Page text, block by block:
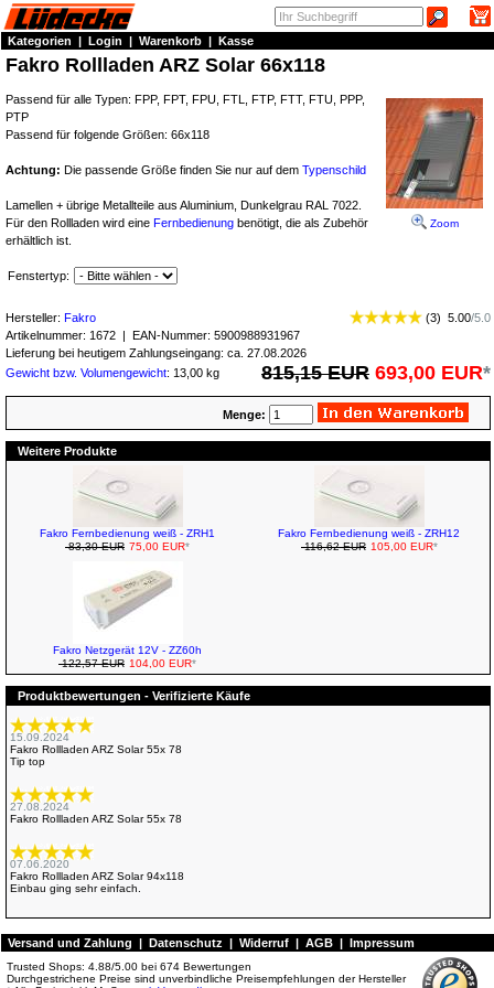
Kategorien | Login | Warenkorb | Kasse
Fakro Rollladen ARZ Solar 66x118
Zoom
Passend für alle Typen: FPP, FPT, FPU, FTL, FTP, FTT, FTU, PPP,
PTP
Passend für folgende Größen: 66x118
Achtung: Die passende Größe finden Sie nur auf dem Typenschild
Lamellen + übrige Metallteile aus Aluminium, Dunkelgrau RAL 7022.
Für den Rollladen wird eine Fernbedienung benötigt, die als Zubehör
erhältlich ist.
Fenstertyp:
Hersteller: Fakro (3) 5.00/5.0
Artikelnummer: 1672 | EAN-Nummer: 5900988931967
Lieferung bei heutigem Zahlungseingang: ca. 27.08.2026
Gewicht bzw. Volumengewicht: 13,00 kg 815,15 EUR 693,00 EUR*
Menge:
Weitere Produkte
Fakro Fernbedienung weiß - ZRH1
83,30 EUR 75,00 EUR*
Fakro Fernbedienung weiß - ZRH12
116,62 EUR 105,00 EUR*
Fakro Netzgerät 12V - ZZ60h
122,57 EUR 104,00 EUR*
Produktbewertungen - Verifizierte Käufe
15.09.2024
Fakro Rollladen ARZ Solar 55x 78
Tip top
27.08.2024
Fakro Rollladen ARZ Solar 55x 78
07.06.2020
Fakro Rollladen ARZ Solar 94x118
Einbau ging sehr einfach.
Versand und Zahlung | Datenschutz | Widerruf | AGB | Impressum
Trusted Shops: 4.88/5.00 bei 674 Bewertungen
Durchgestrichene Preise sind unverbindliche Preisempfehlungen der Hersteller